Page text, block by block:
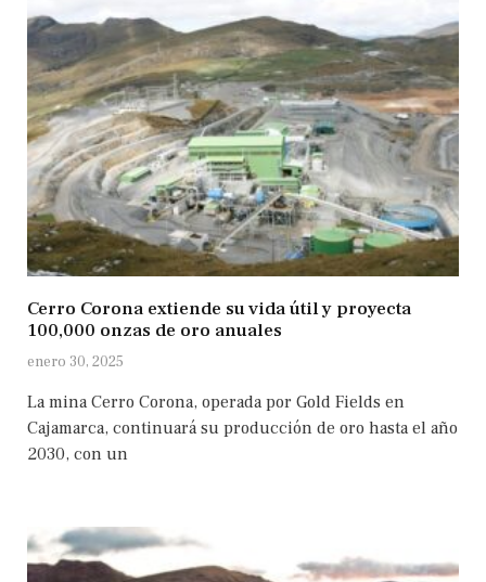
Cerro Corona extiende su vida útil y proyecta
100,000 onzas de oro anuales
enero 30, 2025
La mina Cerro Corona, operada por Gold Fields en
Cajamarca, continuará su producción de oro hasta el año
2030, con un